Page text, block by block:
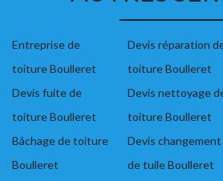
Entreprise de
toiture Boulleret
Devis fuite de
toiture Boulleret
Bâchage de toiture
Boulleret
Devis réparation
toiture Boulleret
Devis nettoyage
toiture Boulleret
Devis changement
de tuile Boulleret